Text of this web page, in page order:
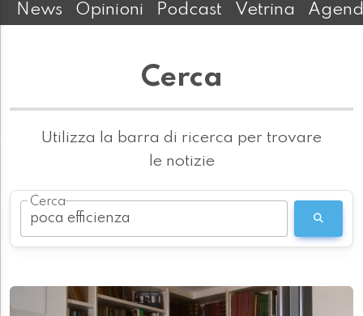
News Opinioni Podcast Vetrina
Cerca
Utilizza la barra di ricerca per trovare
le notizie
Cerca